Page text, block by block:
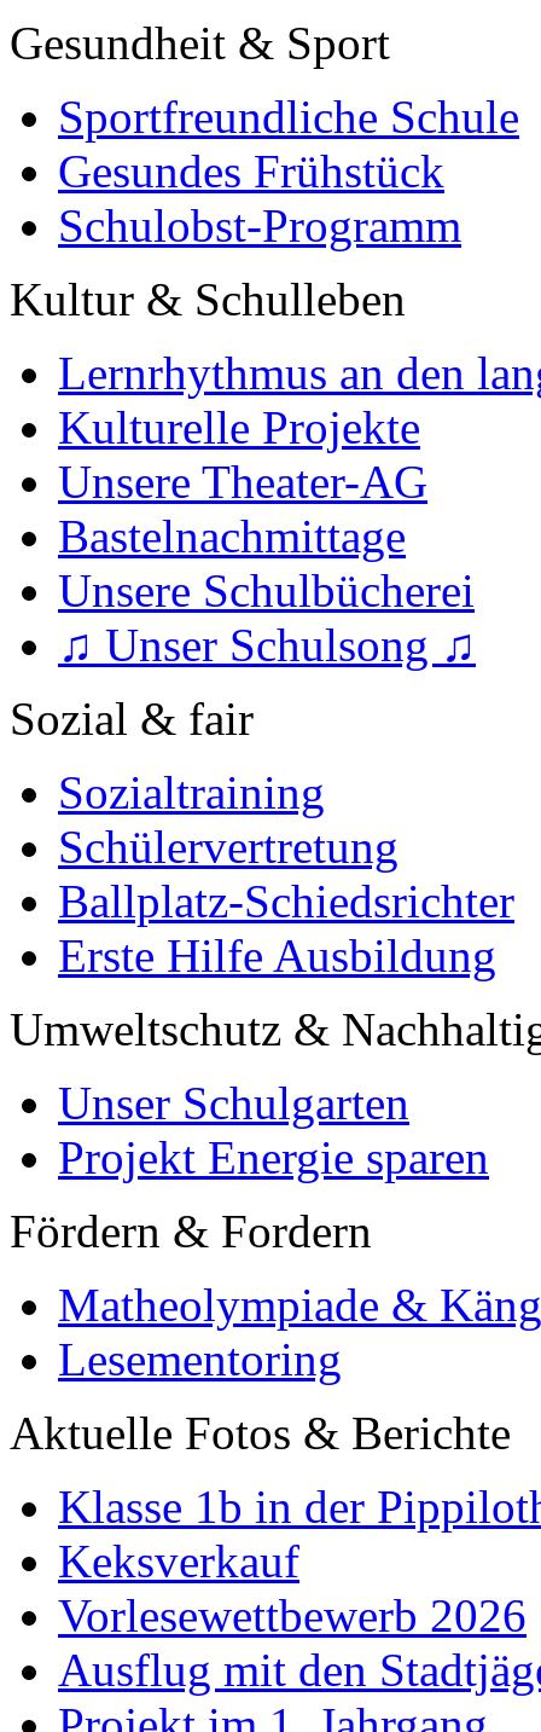
Gesundheit & Sport
Sportfreundliche Schule
Gesundes Frühstück
Schulobst-Programm
Kultur & Schulleben
Lernrhythmus an den
Kulturelle Projekte
Unsere Theater-AG
Bastelnachmittage
Unsere Schulbücherei
♫ Unser Schulsong ♫
Sozial & fair
Sozialtraining
Schülervertretung
Ballplatz-Schiedsrichter
Erste Hilfe Ausbildung
Umweltschutz &
Unser Schulgarten
Projekt Energie sparen
Fördern & Fordern
Matheolympiade &
Lesementoring
Aktuelle Fotos & Berichte
Klasse 1b in der
Keksverkauf
Vorlesewettbewerb 2026
Ausflug mit den